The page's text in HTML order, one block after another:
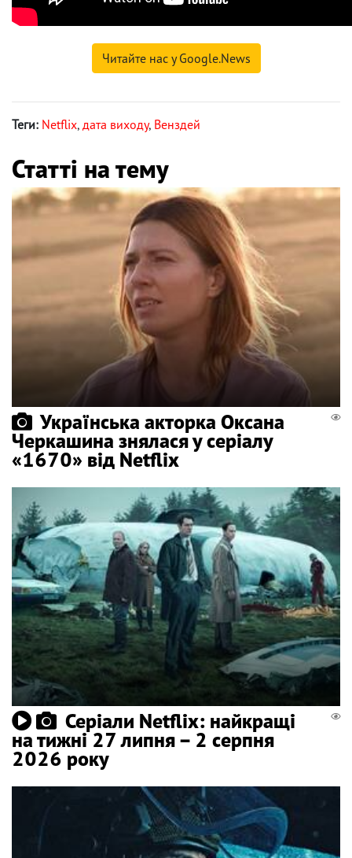
Читайте нас у Google.News
Теги: Netflix, дата виходу, Венздей
Статті на тему
Українська акторка Оксана
Черкашина знялася у серіалу
«1670» від Netflix
Серіали Netflix: найкращі
на тижні 27 липня – 2 серпня
2026 року